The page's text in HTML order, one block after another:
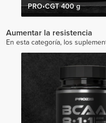
PRO•CGT 400 g
Aumentar la resistencia
En esta categoría, los